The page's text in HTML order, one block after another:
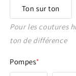
16 - 14 mm
17 - 16 mm
18 - 14 mm
Ton sur ton
Pour les coutures
ton de différence
Pompes*